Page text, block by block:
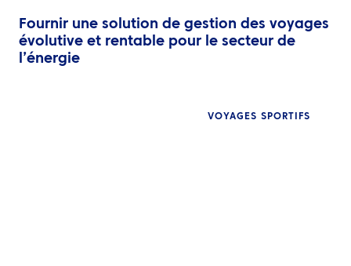
Fournir une solution de gestion des voyages
évolutive et rentable pour le secteur de
l’énergie
VOYAGES SPORTIFS